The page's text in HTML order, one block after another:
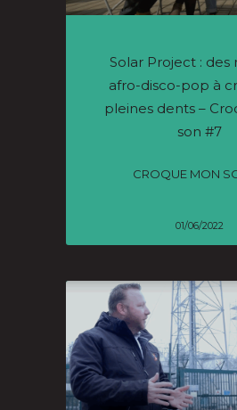
Solar Project : des
afro-disco-pop à
pleines dents –
son #7
CROQUE MON
01/06/2022